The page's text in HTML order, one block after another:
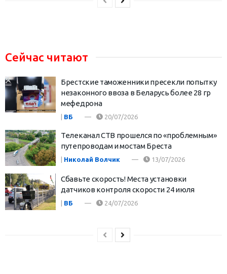
Сейчас читают
Брестские таможенники пресекли попытку
незаконного ввоза в Беларусь более 28 гр
мефедрона
| ВБ 20/07/2026
Телеканал СТВ прошелся по «проблемным»
путепроводам и мостам Бреста
| Николай Волчик 13/07/2026
Сбавьте скорость! Места установки
датчиков контроля скорости 24 июля
ВБ 24/07/2026